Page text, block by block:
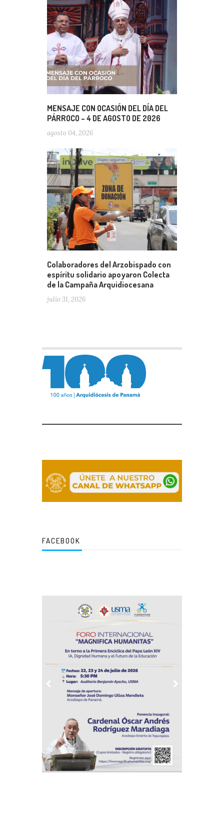
MENSAJE CON OCASIÓN DEL DÍA DEL
PÁRROCO – 4 DE AGOSTO DE 2026
agosto 04, 2026
Colaboradores del Arzobispado con
espíritu solidario apoyaron Colecta
de la Campaña Arquidiocesana
julio 31, 2026
FACEBOOK